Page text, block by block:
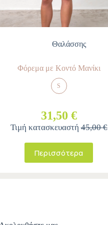
Θαλάσσης
Φόρεμα με Κοντό Μανίκι
S
31,50 €
Τιμή κατασκευαστή45,00 €
Περισσότερα